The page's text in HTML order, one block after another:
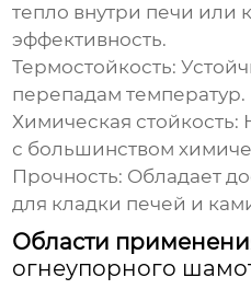
тепло внутри печи или
эффективность.
Термостойкость:
перепадам температур.
Химическая стойкость:
с большинством
Прочность: Обладает
для кладки печей и
Области
огнеупорного